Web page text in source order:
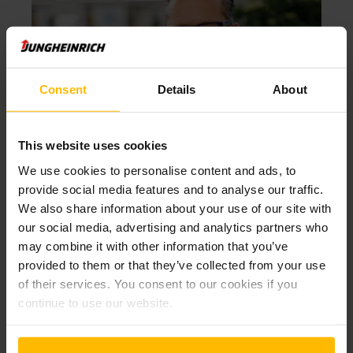
Consent Details About
This website uses cookies
We use cookies to personalise content and ads, to
provide social media features and to analyse our traffic.
We also share information about your use of our site with
our social media, advertising and analytics partners who
may combine it with other information that you’ve
provided to them or that they’ve collected from your use
of their services. You consent to our cookies if you
continue to use our website.
THOMAS LEHMANN
ADMINISTRERENDE DIREKTØR I MÄRKTE
STUTTGART GMBH
"Det er en stor fordel for
forhandlerne å ha serviceverkstedet
på stedet. Den korte avstanden gir
direkte kontakt med en spesialist
innen transportlogistikk – og det